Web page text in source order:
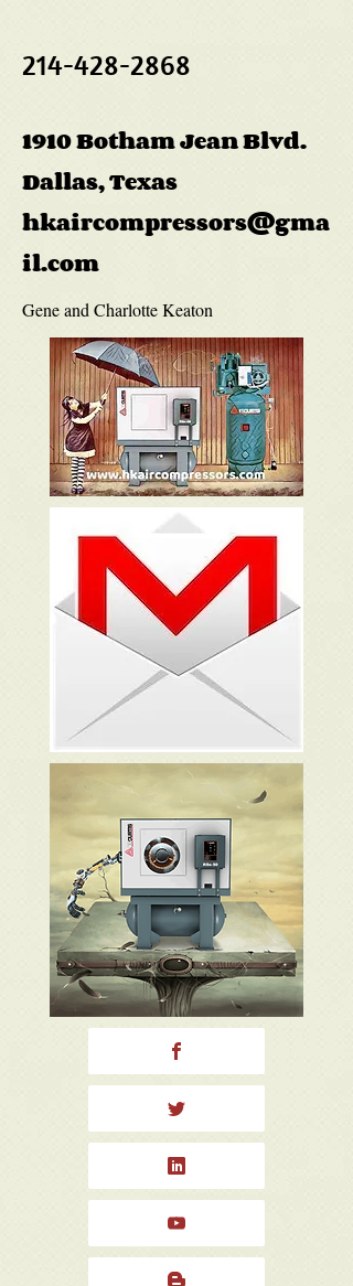
214-428-2868
1910 Botham Jean Blvd.
Dallas, Texas
hkaircompressors@gma
il.com
Gene and Charlotte Keaton